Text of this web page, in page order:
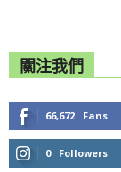
關注我們
66,672 Fans
0 Followers